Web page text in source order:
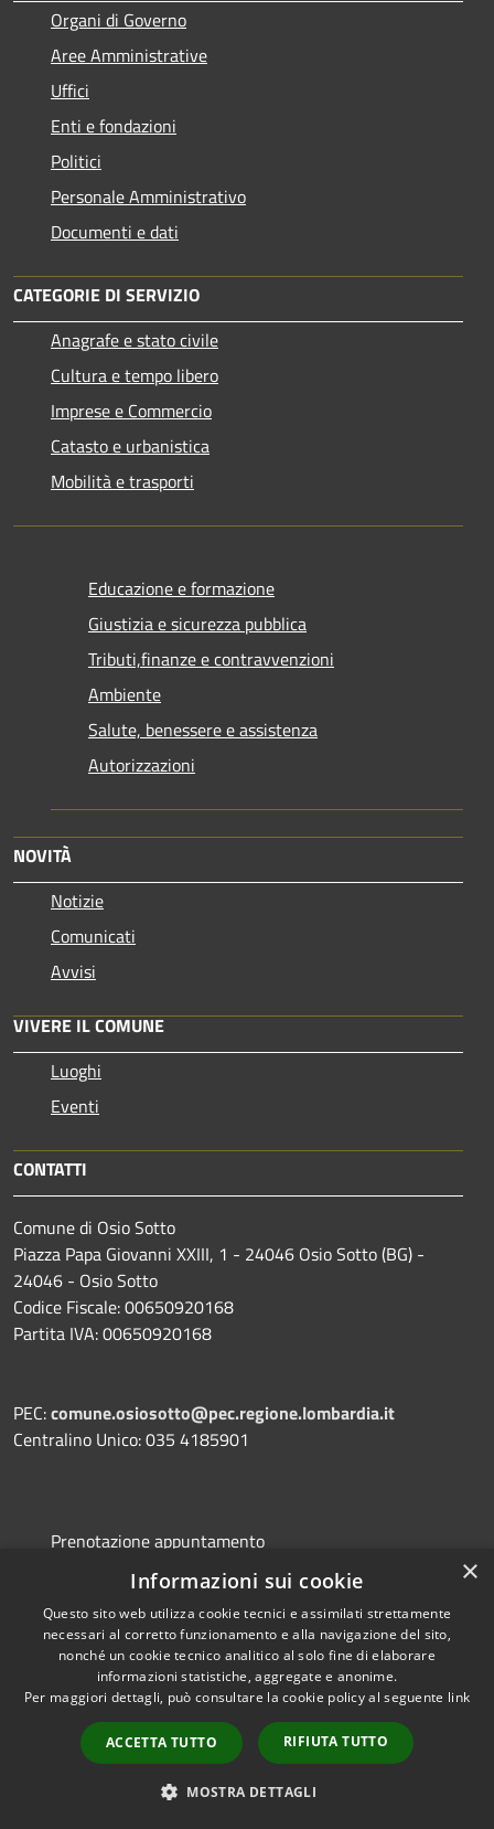
Organi di Governo
Aree Amministrative
Uffici
Enti e fondazioni
Politici
Personale Amministrativo
Documenti e dati
CATEGORIE DI SERVIZIO
Anagrafe e stato civile
Cultura e tempo libero
Imprese e Commercio
Catasto e urbanistica
Mobilità e trasporti
Educazione e formazione
Giustizia e sicurezza pubblica
Tributi,finanze e contravvenzioni
Ambiente
Salute, benessere e assistenza
Autorizzazioni
NOVITÀ
Notizie
Comunicati
Avvisi
VIVERE IL COMUNE
Luoghi
Eventi
CONTATTI
Comune di Osio Sotto
Piazza Papa Giovanni XXIII, 1 - 24046 Osio Sotto (BG) -
24046 - Osio Sotto
Codice Fiscale: 00650920168
Partita IVA: 00650920168
PEC:comune.osiosotto@pec.regione.lombardia.it
Centralino Unico: 035 4185901
Prenotazione appuntamento
Segnalazione disservizio
Leggi le FAQ
Richiesta assistenza
Amministrazione trasparente
Informativa privacy
×
Informazioni sui cookie
Questo sito web utilizza cookie tecnici e assimilati strettamente
necessari al corretto funzionamento e alla navigazione del sito,
nonché un cookie tecnico analitico al solo fine di elaborare
informazioni statistiche, aggregate e anonime.
Per maggiori dettagli, può consultare la cookie policy al seguente link
ACCETTA TUTTO RIFIUTA TUTTO
MOSTRA DETTAGLI